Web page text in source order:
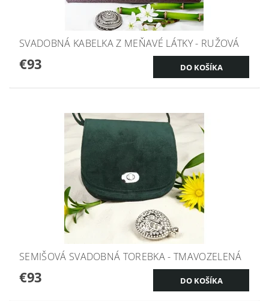
SVADOBNÁ KABELKA Z MEŇAVÉ LÁTKY - RUŽOVÁ
€93
SEMIŠOVÁ SVADOBNÁ TOREBKA - TMAVOZELENÁ
€93